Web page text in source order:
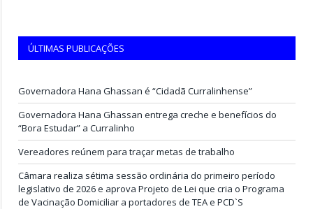
ÚLTIMAS PUBLICAÇÕES
Governadora Hana Ghassan é “Cidadã Curralinhense”
Governadora Hana Ghassan entrega creche e benefícios do
“Bora Estudar” a Curralinho
Vereadores reúnem para traçar metas de trabalho
Câmara realiza sétima sessão ordinária do primeiro período
legislativo de 2026 e aprova Projeto de Lei que cria o Programa
de Vacinação Domiciliar a portadores de TEA e PCD`S